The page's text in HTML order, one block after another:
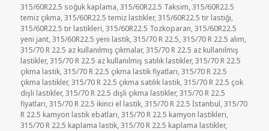
315/60R22.5 soğuk kaplama,315/60R22.5 Taksim,315/60R22.5
temiz çıkma,315/60R22.5 temiz lastikler,315/60R22.5 tır lastiği,
315/60R22.5 tır lastikleri,315/60R22.5 Tozkoparan,315/60R22.5
yeni jant,315/60R22.5 yeni lastik,315/70 R 22.5,315/70 R 22.5 alım,
315/70 R 22.5 az kullanılmış çıkmalar,315/70 R 22.5 az kullanılmış
lastikler,315/70 R 22.5 az kullanılmış satılık lastikler,315/70 R 22.5
çıkma lastik,315/70 R 22.5 çıkma lastik fiyatları,315/70 R 22.5
çıkma lastikler,315/70 R 22.5 çıkma satılık lastik,315/70 R 22.5 çok
dişli lastikler,315/70 R 22.5 dişli çıkma lastikler,315/70 R 22.5
fiyatları,315/70 R 22.5 ikinci el lastik,315/70 R 22.5 İstanbul,315/70
R 22.5 kamyon lastik ebatları,315/70 R 22.5 kamyon lastikleri,
315/70 R 22.5 kaplama lastik,315/70 R 22.5 kaplama lastikler,